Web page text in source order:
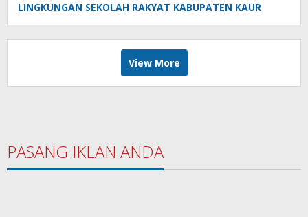
LINGKUNGAN SEKOLAH RAKYAT KABUPATEN KAUR
View More
PASANG IKLAN ANDA